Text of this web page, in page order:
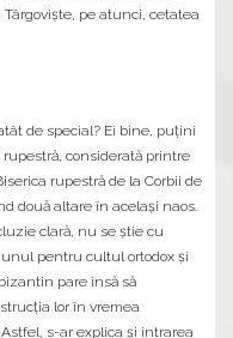
pe atunci, cetatea
de special? Ei bine, puțini
considerată printre
rupestră de la Corbii de
două altare în același naos.
clară, nu se știe cu
pentru cultul ortodox și
pare însă să
lor în vremea
s-ar explica și intrarea